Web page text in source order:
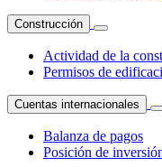
Construcción
Actividad de la
Permisos de
Cuentas internacionales
Balanza de pagos
Posición de